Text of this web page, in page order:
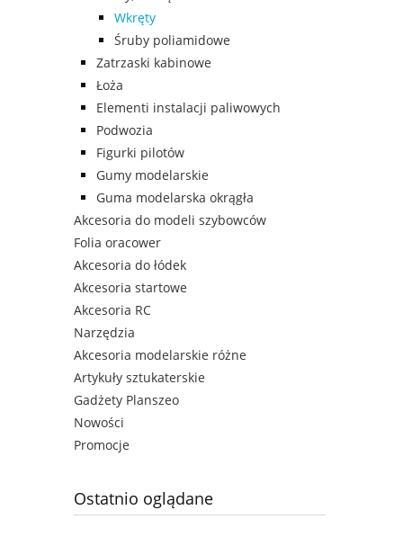
Wkręty
Śruby poliamidowe
Zatrzaski kabinowe
Łoża
Elementi instalacji paliwowych
Podwozia
Figurki pilotów
Gumy modelarskie
Guma modelarska okrągła
Akcesoria do modeli szybowców
Folia oracower
Akcesoria do łódek
Akcesoria startowe
Akcesoria RC
Narzędzia
Akcesoria modelarskie różne
Artykuły sztukaterskie
Gadżety Planszeo
Nowości
Promocje
Ostatnio oglądane